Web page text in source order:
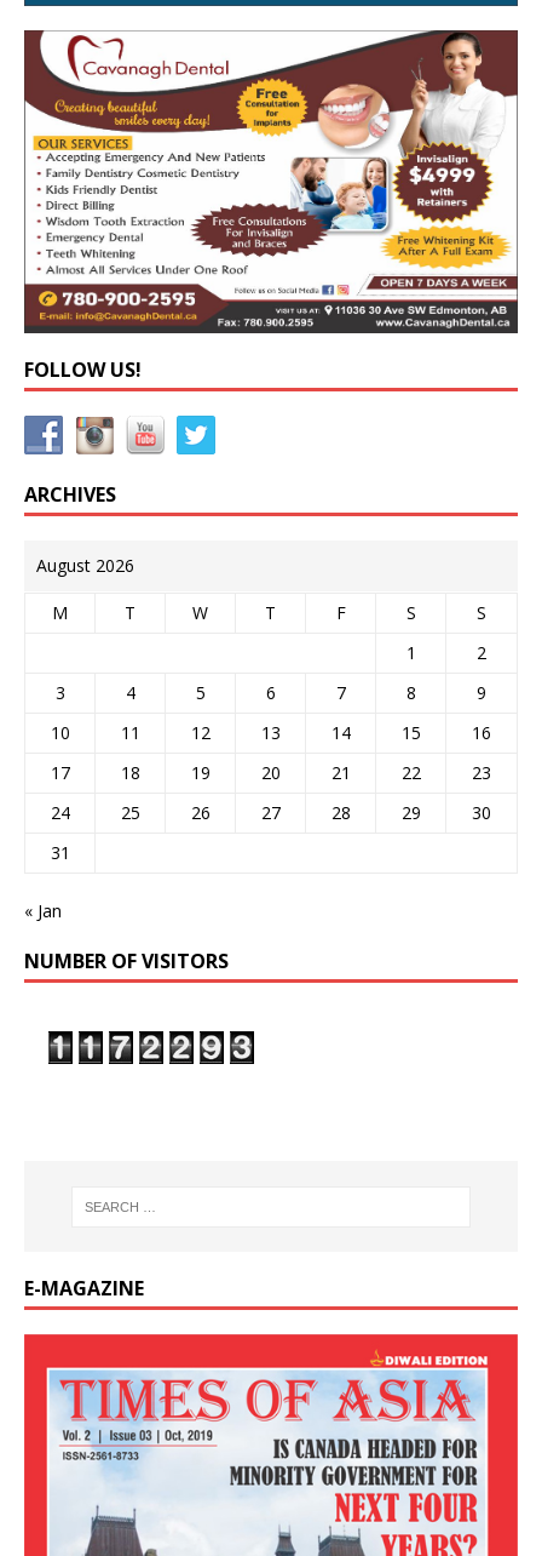
FOLLOW US!
ARCHIVES
August 2026
M T W T F S
S
1
2
3
4 5 6 7 8
9
10
11 12 13 14 15
16
17
18 19 20 21 22
23
24
25 26 27 28 29
30
31
« Jan
NUMBER OF VISITORS
E-MAGAZINE